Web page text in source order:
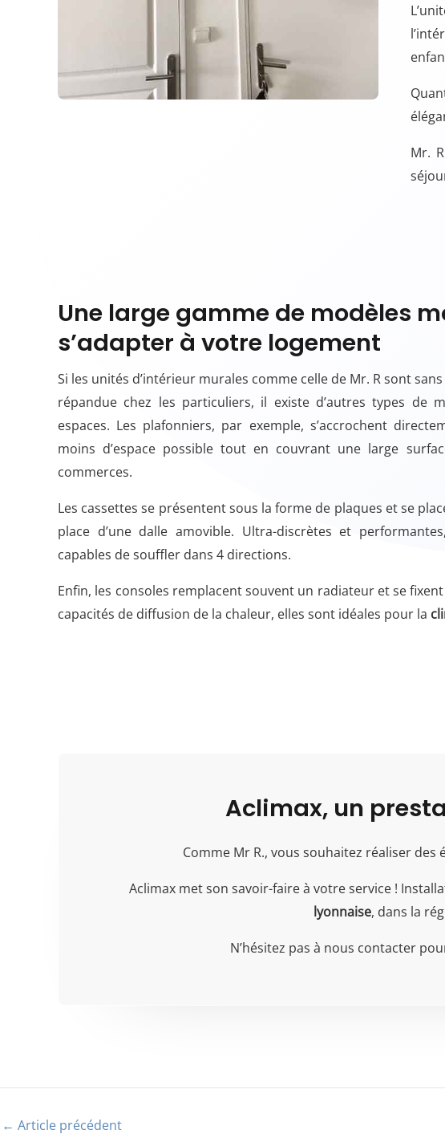
Mr.
Une large gamme de modèles
s’adapter à votre logement
Si les unités d’intérieur murales comme celle de Mr. R sont
répandue chez les particuliers, il existe d’autres types de
espaces. Les plafonniers, par exemple, s’accrochent
moins d’espace possible tout en couvrant une large
commerces.
Les cassettes se présentent sous la forme de plaques et se
place d’une dalle amovible. Ultra-discrètes et
capables de souffler dans 4 directions.
Enfin, les consoles remplacent souvent un radiateur et se
capacités de diffusion de la chaleur, elles sont idéales pour la
Aclimax, un
Comme Mr R., vous souhaitez réaliser
Aclimax met son savoir-faire à votre service !
lyonnaise, dans la
N’hésitez pas à nous contacter
← Article précédent